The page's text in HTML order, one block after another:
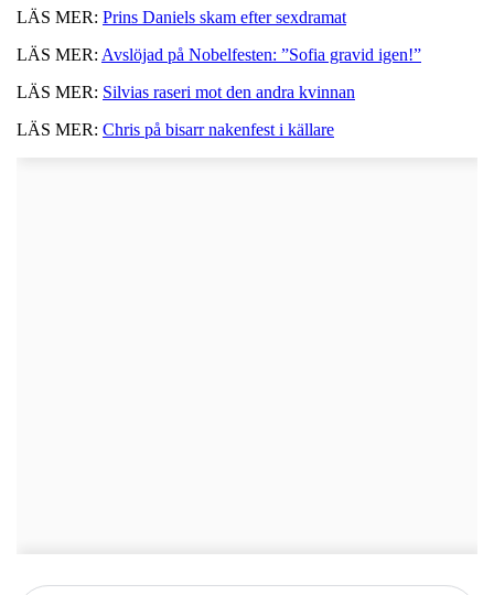
LÄS MER: Prins Daniels skam efter sexdramat
LÄS MER: Avslöjad på Nobelfesten: ”Sofia gravid igen!”
LÄS MER: Silvias raseri mot den andra kvinnan
LÄS MER: Chris på bisarr nakenfest i källare